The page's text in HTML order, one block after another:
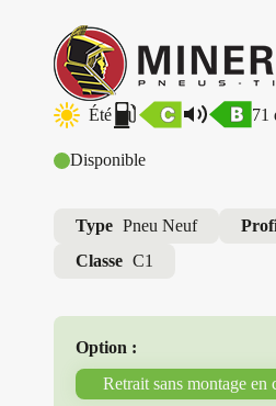
Été 71
Disponible
Type Pneu Neuf
Classe C1
Option :
Retrait sans montage en